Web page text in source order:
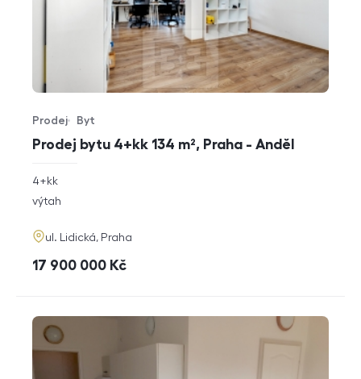
Prodej bytu 4+kk 134 m², Praha - Anděl
Typ nabídky
Prodej
Typ nemovitosti
Byt
rozměry
dispozice
4+kk
funkce
výtah
adresa
ul. Lidická, Praha
cena
17 900 000 Kč